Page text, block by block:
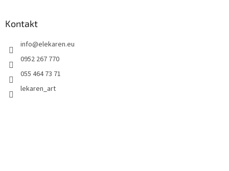
Kontakt
info@elekaren.eu
0952 267 770
055 464 73 71
lekaren_art